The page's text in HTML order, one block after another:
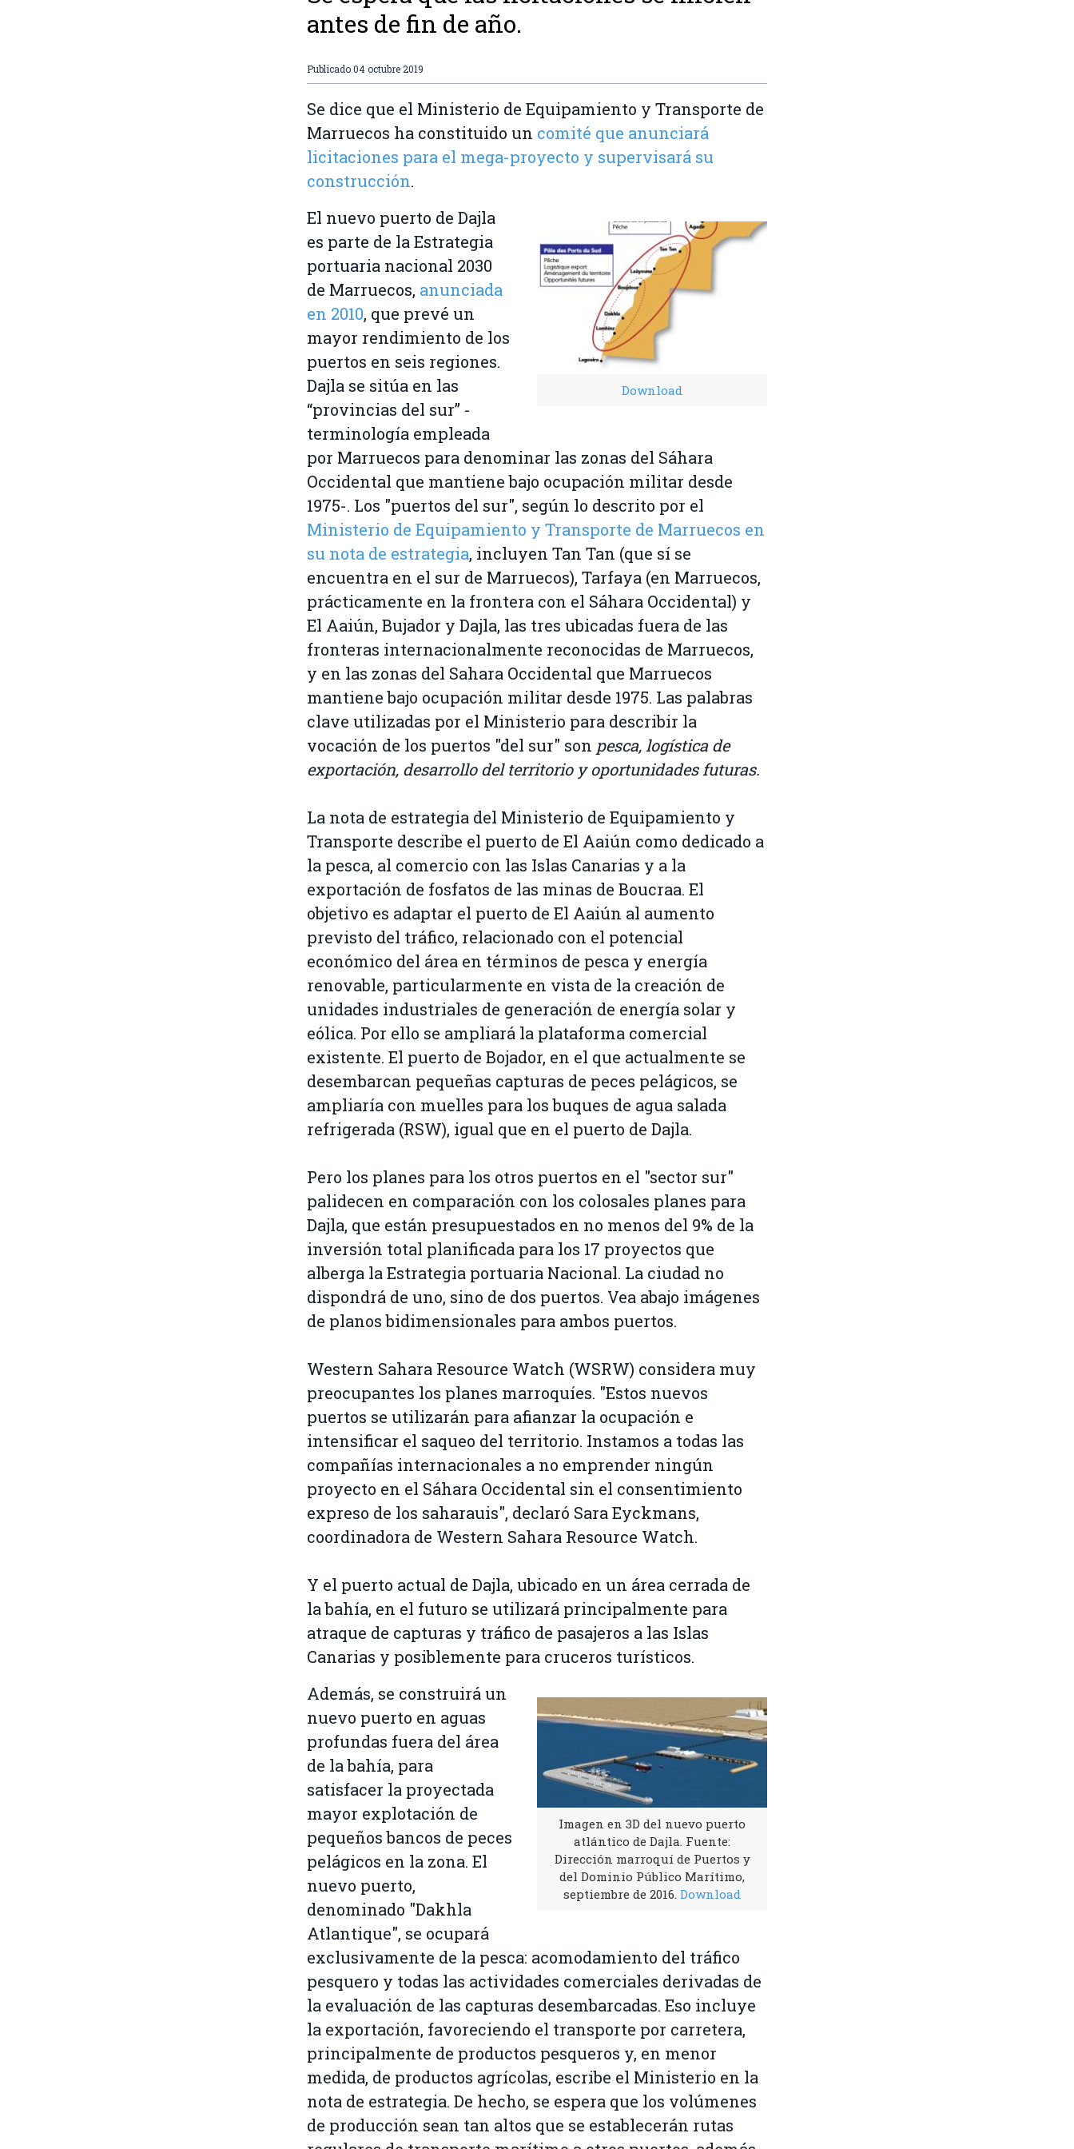
antes de fin de año.
Publicado04 octubre 2019
Se dice que el Ministerio de Equipamiento y Transporte de
Marruecos ha constituido un comité que anunciará
licitaciones para el mega-proyecto y supervisará su
construcción.
Download
El nuevo puerto de Dajla
es parte de la Estrategia
portuaria nacional 2030
de Marruecos, anunciada
en 2010, que prevé un
mayor rendimiento de los
puertos en seis regiones.
Dajla se sitúa en las
“provincias del sur” -
terminología empleada
por Marruecos para denominar las zonas del Sáhara
Occidental que mantiene bajo ocupación militar desde
1975-. Los "puertos del sur", según lo descrito por el
Ministerio de Equipamiento y Transporte de Marruecos en
su nota de estrategia, incluyen Tan Tan (que sí se
encuentra en el sur de Marruecos), Tarfaya (en Marruecos,
prácticamente en la frontera con el Sáhara Occidental) y
El Aaiún, Bujador y Dajla, las tres ubicadas fuera de las
fronteras internacionalmente reconocidas de Marruecos,
y en las zonas del Sahara Occidental que Marruecos
mantiene bajo ocupación militar desde 1975. Las palabras
clave utilizadas por el Ministerio para describir la
vocación de los puertos "del sur" son pesca, logística de
exportación, desarrollo del territorio y oportunidades futuras.
La nota de estrategia del Ministerio de Equipamiento y
Transporte describe el puerto de El Aaiún como dedicado a
la pesca, al comercio con las Islas Canarias y a la
exportación de fosfatos de las minas de Boucraa. El
objetivo es adaptar el puerto de El Aaiún al aumento
previsto del tráfico, relacionado con el potencial
económico del área en términos de pesca y energía
renovable, particularmente en vista de la creación de
unidades industriales de generación de energía solar y
eólica. Por ello se ampliará la plataforma comercial
existente. El puerto de Bojador, en el que actualmente se
desembarcan pequeñas capturas de peces pelágicos, se
ampliaría con muelles para los buques de agua salada
refrigerada (RSW), igual que en el puerto de Dajla.
Pero los planes para los otros puertos en el "sector sur"
palidecen en comparación con los colosales planes para
Dajla, que están presupuestados en no menos del 9% de la
inversión total planificada para los 17 proyectos que
alberga la Estrategia portuaria Nacional. La ciudad no
dispondrá de uno, sino de dos puertos. Vea abajo imágenes
de planos bidimensionales para ambos puertos.
Western Sahara Resource Watch (WSRW) considera muy
preocupantes los planes marroquíes. "Estos nuevos
puertos se utilizarán para afianzar la ocupación e
intensificar el saqueo del territorio. Instamos a todas las
compañías internacionales a no emprender ningún
proyecto en el Sáhara Occidental sin el consentimiento
expreso de los saharauis", declaró Sara Eyckmans,
coordinadora de Western Sahara Resource Watch.
Y el puerto actual de Dajla, ubicado en un área cerrada de
la bahía, en el futuro se utilizará principalmente para
atraque de capturas y tráfico de pasajeros a las Islas
Canarias y posiblemente para cruceros turísticos.
Imagen en 3D del nuevo puerto
atlántico de Dajla. Fuente:
Dirección marroquí de Puertos y
del Dominio Público Marítimo,
septiembre de 2016. Download
Además, se construirá un
nuevo puerto en aguas
profundas fuera del área
de la bahía, para
satisfacer la proyectada
mayor explotación de
pequeños bancos de peces
pelágicos en la zona. El
nuevo puerto,
denominado "Dakhla
Atlantique", se ocupará
exclusivamente de la pesca: acomodamiento del tráfico
pesquero y todas las actividades comerciales derivadas de
la evaluación de las capturas desembarcadas. Eso incluye
la exportación, favoreciendo el transporte por carretera,
principalmente de productos pesqueros y, en menor
medida, de productos agrícolas, escribe el Ministerio en la
nota de estrategia. De hecho, se espera que los volúmenes
de producción sean tan altos que se establecerán rutas